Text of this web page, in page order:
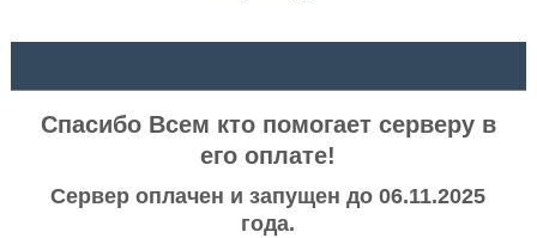
Спасибо Всем кто помогает серверу в
его оплате!
Сервер оплачен и запущен до 06.11.2025
года.